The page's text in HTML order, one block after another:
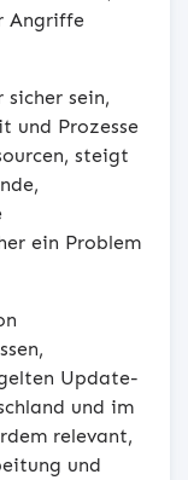
Angriffe
sein,
und Prozesse
steigt
ein Problem
Update-
und im
relevant,
und